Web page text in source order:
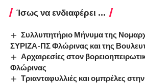
Ίσως να ενδιαφέρει ...
Συλλυπητήριο Μήνυμα της
ΣΥΡΙΖΑ-ΠΣ Φλώρινας και της
Αρχαιρεσίες στον
Φλώρινας
Τριανταφυλλιές και ομπρέλες